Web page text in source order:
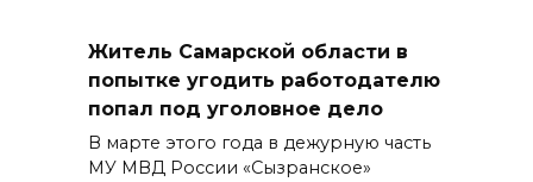
Житель Самарской области в
попытке угодить работодателю
попал под уголовное дело
В марте этого года в дежурную часть
МУ МВД России «Сызранское»